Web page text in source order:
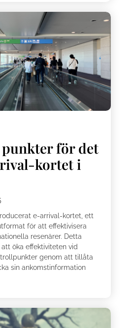
punkter för det
kortet i
e-arrival-kortet, ett
för att effektivisera
resenärer. Detta
öka effektiviteten vid
genom att tillåta
sin ankomstinformation